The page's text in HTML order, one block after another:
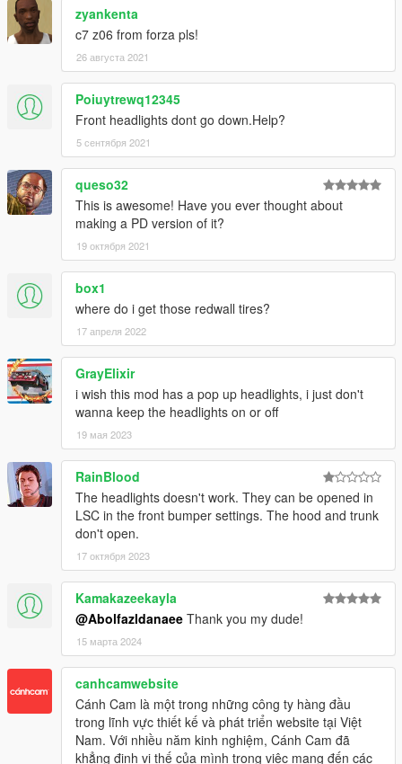
zyankenta
c7 z06 from forza pls!
26 августа 2021
Poiuytrewq12345
Front headlights dont go down.Help?
5 сентября 2021
queso32
This is awesome! Have you ever thought about
making a PD version of it?
19 октября 2021
box1
where do i get those redwall tires?
17 апреля 2022
GrayElixir
i wish this mod has a pop up headlights, i just don't
wanna keep the headlights on or off
19 мая 2023
RainBlood
The headlights doesn't work. They can be opened in
LSC in the front bumper settings. The hood and trunk
don't open.
17 октября 2023
Kamakazeekayla
@Abolfazldanaee Thank you my dude!
15 марта 2024
canhcamwebsite
Cánh Cam là một trong những công ty hàng đầu
trong lĩnh vực thiết kế và phát triển website tại Việt
Nam. Với nhiều năm kinh nghiệm, Cánh Cam đã
khẳng định vị thế của mình trong việc mang đến các